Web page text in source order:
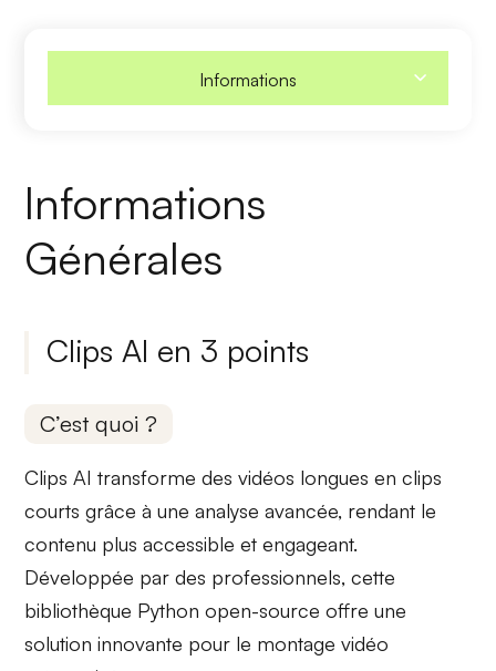
Informations
Informations
Générales
Clips AI en 3 points
C’est quoi ?
Clips AI transforme desvidéos longues enclips
courts grâce à une analyse avancée, rendant le
contenu plus accessible et engageant.
Développée par des professionnels, cette
bibliothèque Python open-source offre une
solution innovante pour le montage vidéo